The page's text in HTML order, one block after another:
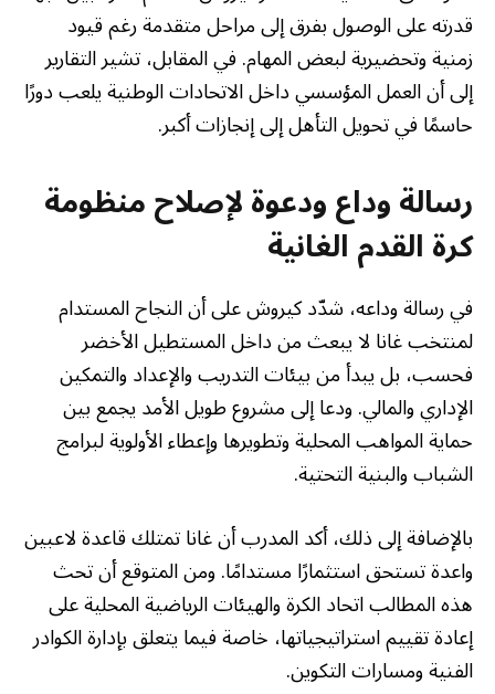
قدرته على الوصول بفرق إلى مراحل متقدمة رغم قيود
زمنية وتحضيرية لبعض المهام. في المقابل، تشير التقارير
إلى أن العمل المؤسسي داخل الاتحادات الوطنية يلعب دورًا
حاسمًا في تحويل التأهل إلى إنجازات أكبر.
رسالة وداع ودعوة لإصلاح منظومة
كرة القدم الغانية
في رسالة وداعه، شدّد كيروش على أن النجاح المستدام
لمنتخب غانا لا يبعث من داخل المستطيل الأخضر
فحسب، بل يبدأ من بيئات التدريب والإعداد والتمكين
الإداري والمالي. ودعا إلى مشروع طويل الأمد يجمع بين
حماية المواهب المحلية وتطويرها وإعطاء الأولوية لبرامج
الشباب والبنية التحتية.
بالإضافة إلى ذلك، أكد المدرب أن غانا تمتلك قاعدة لاعبين
واعدة تستحق استثمارًا مستدامًا. ومن المتوقع أن تحث
هذه المطالب اتحاد الكرة والهيئات الرياضية المحلية على
إعادة تقييم استراتيجياتها، خاصة فيما يتعلق بإدارة الكوادر
الفنية ومسارات التكوين.